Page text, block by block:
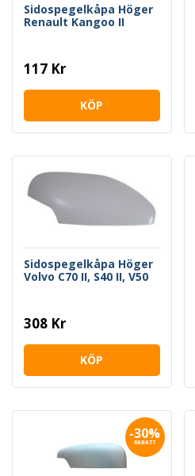
Sidospegelkåpa Höger
Renault Kangoo II
117 Kr
KÖP
Sidospegelkåpa Höger
Volvo C70 II, S40 II, V50
308 Kr
KÖP
-30%
RABATT